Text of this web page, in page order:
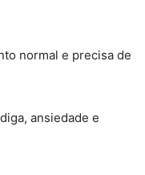
normal e precisa de
ansiedade e